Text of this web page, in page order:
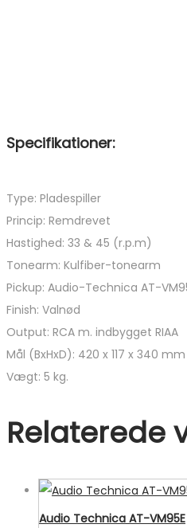
Specifikationer:
Type: Pladespiller
Princip: Remdrevet
Hastighed: 33 & 45 (r.p.m)
Tonearm: Kulfiber-tonearm
Pickup: Audio-Technica AT-
Finish: Valnød
Output: RCA m. indbygget RIAA
Mål (BxHxD): 420 x 117 x 340 mm
Vægt: 5 kg.
Relaterede
Audio Technica AT-VM95E